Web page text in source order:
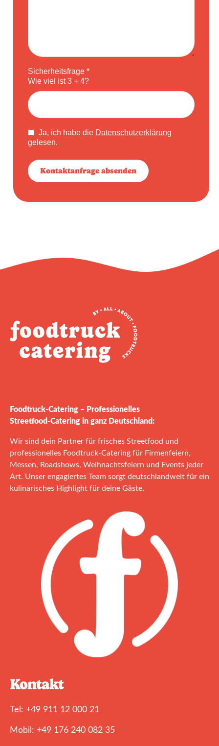
Sicherheitsfrage *
Wie viel ist 3 + 4?
Ja, ich habe die Datenschutzerklärung
gelesen.
Foodtruck‑Catering – Professionelles
Streetfood‑Catering in ganz Deutschland:
Wir sind dein Partner für frisches Streetfood und
professionelles Foodtruck‑Catering für Firmenfeiern,
Messen, Roadshows, Weihnachtsfeiern und Events jeder
Art. Unser engagiertes Team sorgt deutschlandweit für ein
kulinarisches Highlight für deine Gäste.
Kontakt
Tel: +49 911 12 000 21
Mobil: +49 176 240 082 35